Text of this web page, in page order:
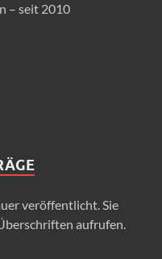
– seit 2010
veröffentlicht. Sie
aufrufen.